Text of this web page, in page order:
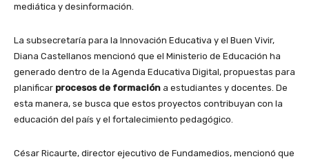
mediática y desinformación.
La subsecretaría para la Innovación Educativa y el Buen Vivir,
Diana Castellanos mencionó que el Ministerio de Educación ha
generado dentro de la Agenda Educativa Digital, propuestas para
planificar procesos de formación a estudiantes y docentes. De
esta manera, se busca que estos proyectos contribuyan con la
educación del país y el fortalecimiento pedagógico.
César Ricaurte, director ejecutivo de Fundamedios, mencionó que